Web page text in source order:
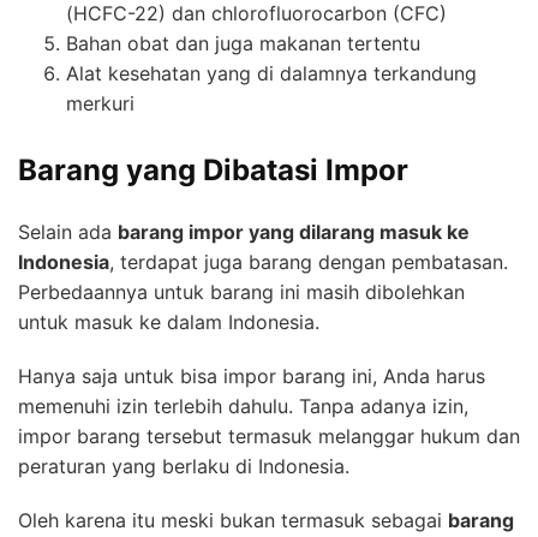
(HCFC-22) dan chlorofluorocarbon (CFC)
Bahan obat dan juga makanan tertentu
Alat kesehatan yang di dalamnya terkandung
merkuri
Barang yang Dibatasi Impor
Selain ada barang impor yang dilarang masuk ke
Indonesia, terdapat juga barang dengan pembatasan.
Perbedaannya untuk barang ini masih dibolehkan
untuk masuk ke dalam Indonesia.
Hanya saja untuk bisa impor barang ini, Anda harus
memenuhi izin terlebih dahulu. Tanpa adanya izin,
impor barang tersebut termasuk melanggar hukum dan
peraturan yang berlaku di Indonesia.
Oleh karena itu meski bukan termasuk sebagai barang